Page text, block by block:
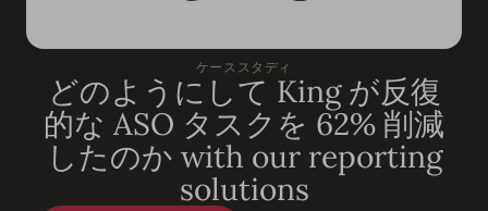
ケーススタディ
どのようにして King が反復
的な ASO タスクを 62% 削減
したのか with our reporting
solutions